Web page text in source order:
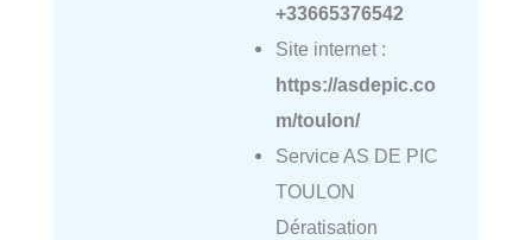
+33665376542
Site internet :
https://asdepic.co
m/toulon/
Service AS DE PIC
TOULON
Dératisation